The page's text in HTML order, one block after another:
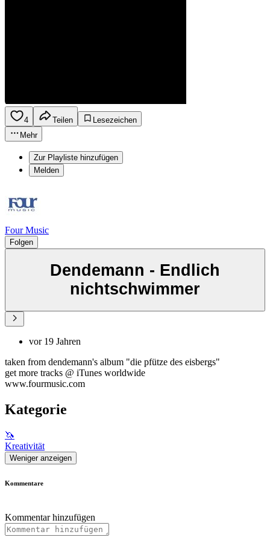
4 Teilen
Lesezeichen
Mehr
Zur Playliste hinzufügen
Melden
Four Music
Folgen
Dendemann - Endlich
nichtschwimmer
vor 19 Jahren
taken from dendemann's album "die pfütze des eisbergs"
get more tracks @ iTunes worldwide
www.fourmusic.com
Kategorie
🦄
Kreativität
Weniger anzeigen
Kommentare
Kommentar hinzufügen